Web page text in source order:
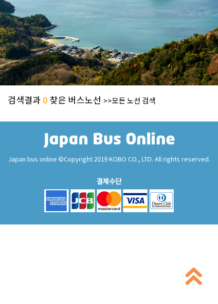
검색결과 0 찾은 버스노선 >>모든 노선 검색
Japan bus online ©Copyright 2019 KOBO CO., LTD. All rights reserved.
결제수단